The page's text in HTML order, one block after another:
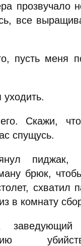
прозвучало
все
пусть меня
уходить.
Скажи,
спущусь.
пиджак,
брюк,
схватил
в комнату
заведующий